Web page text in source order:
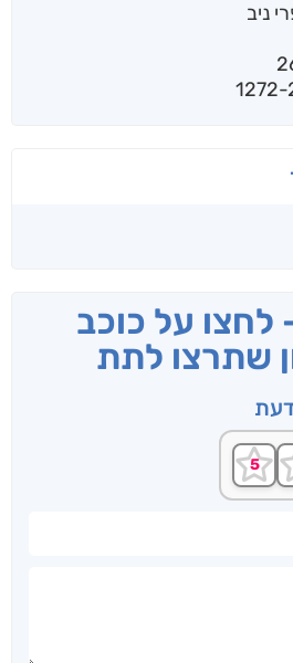
ניב
לחצו על כוכב
שתרצו לתת
דעת